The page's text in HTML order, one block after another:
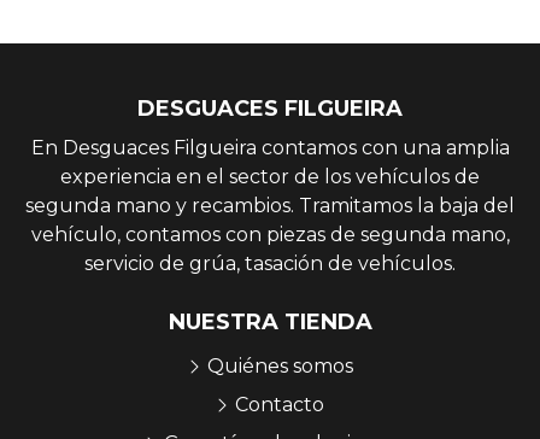
DESGUACES FILGUEIRA
En Desguaces Filgueira contamos con una amplia
experiencia en el sector de los vehículos de
segunda mano y recambios. Tramitamos la baja del
vehículo, contamos con piezas de segunda mano,
servicio de grúa, tasación de vehículos.
NUESTRA TIENDA
Quiénes somos
Contacto